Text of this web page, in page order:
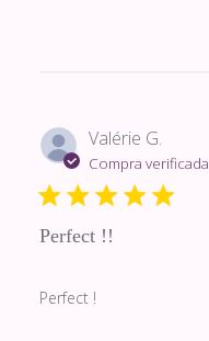
Valérie G.
Compra verificada
Perfect !!
Perfect !